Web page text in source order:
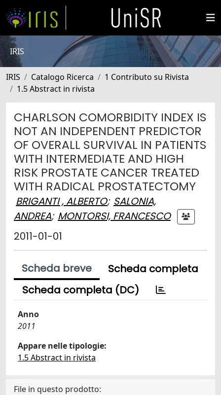
IRIS
IRIS Catalogo Ricerca
1 Contributo su Rivista
1.5 Abstract in rivista
CHARLSON COMORBIDITY INDEX IS
NOT AN INDEPENDENT PREDICTOR
OF OVERALL SURVIVAL IN PATIENTS
WITH INTERMEDIATE AND HIGH
RISK PROSTATE CANCER TREATED
WITH RADICAL PROSTATECTOMY
BRIGANTI , ALBERTO; SALONIA,
ANDREA; MONTORSI, FRANCESCO
2011-01-01
Scheda breve
Scheda completa
Scheda completa (DC)
Anno
2011
Appare nelle tipologie:
1.5 Abstract in rivista
File in questo prodotto: